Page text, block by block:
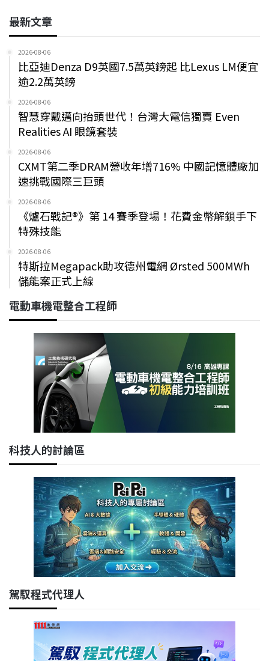
最新文章
2026-08-06
比亞迪Denza D9英國7.5萬英鎊起 比Lexus LM便宜
逾2.2萬英鎊
2026-08-06
智慧穿戴邁向抬頭世代！台灣大電信獨賣 Even
Realities AI 眼鏡套裝
2026-08-06
CXMT第二季DRAM營收年增716% 中國記憶體廠加
速挑戰國際三巨頭
2026-08-06
《爐石戰記®》第 14 賽季登場！花費金幣解鎖手下
特殊技能
2026-08-06
特斯拉Megapack助攻德州電網 Ørsted 500MWh
儲能案正式上線
電動車機電整合工程師
科技人的討論區
駕馭程式代理人